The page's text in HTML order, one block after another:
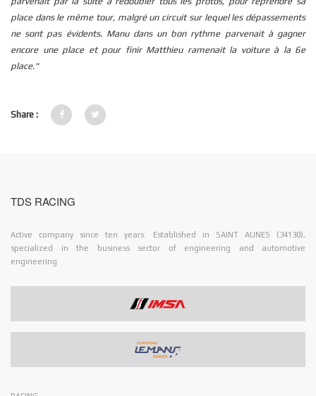
place dans le même tour, malgré un circuit sur lequel les dépassements
ne sont pas évidents. Manu dans un bon rythme parvenait à gagner
encore une place et pour finir Matthieu ramenait la voiture à la 6e
place."
Share :
TDS RACING
Active company since ten years. Established in SAINT AUNES (34130),
specialized in the business sector of engineering and automotive
engineering.